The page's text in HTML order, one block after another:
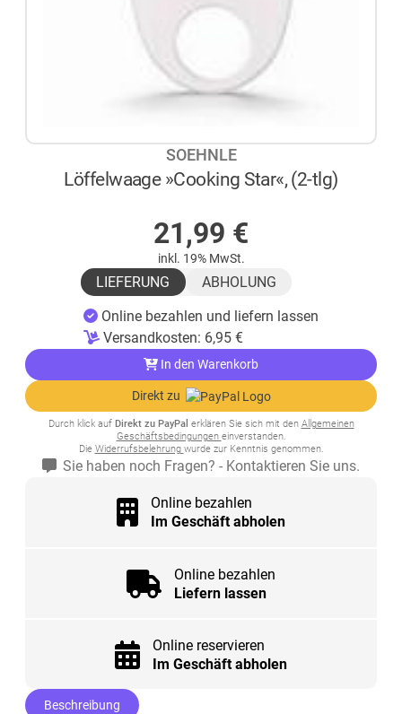
SOEHNLE
Löffelwaage »Cooking Star«, (2-tlg)
21,99 €
inkl. 19% MwSt.
LIEFERUNG ABHOLUNG
Online bezahlen und liefern lassen
Versandkosten: 6,95 €
In den Warenkorb
Direkt zu
Durch klick auf Direkt zu PayPal erklären Sie sich mit den Allgemeinen
Geschäftsbedingungen einverstanden.
Die Widerrufsbelehrung wurde zur Kenntnis genommen.
Sie haben noch Fragen? - Kontaktieren Sie uns.
Online bezahlen
Im Geschäft abholen
Online bezahlen
Liefern lassen
Online reservieren
Im Geschäft abholen
Beschreibung